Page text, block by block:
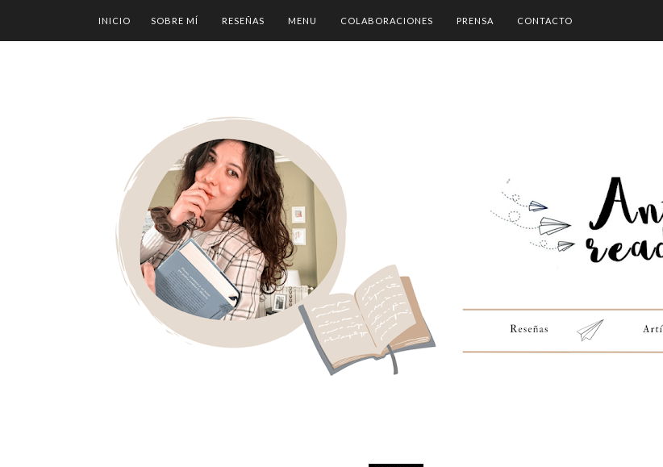
INICIO SOBRE MÍ RESEÑAS MENU COLABORACIONES PRENSA CONTACTO